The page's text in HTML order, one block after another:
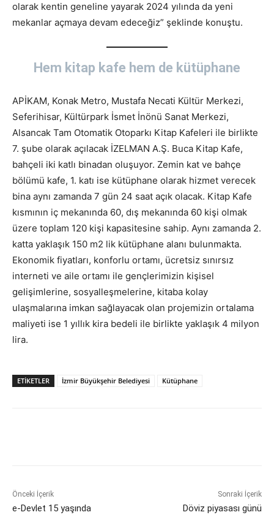
olarak kentin geneline yayarak 2024 yılında da yeni
mekanlar açmaya devam edeceğiz” şeklinde konuştu.
Hem kitap kafe hem de kütüphane
APİKAM, Konak Metro, Mustafa Necati Kültür Merkezi,
Seferihisar, Kültürpark İsmet İnönü Sanat Merkezi,
Alsancak Tam Otomatik Otoparkı Kitap Kafeleri ile birlikte
7. şube olarak açılacak İZELMAN A.Ş. Buca Kitap Kafe,
bahçeli iki katlı binadan oluşuyor. Zemin kat ve bahçe
bölümü kafe, 1. katı ise kütüphane olarak hizmet verecek
bina aynı zamanda 7 gün 24 saat açık olacak. Kitap Kafe
kısmının iç mekanında 60, dış mekanında 60 kişi olmak
üzere toplam 120 kişi kapasitesine sahip. Aynı zamanda 2.
katta yaklaşık 150 m2 lik kütüphane alanı bulunmakta.
Ekonomik fiyatları, konforlu ortamı, ücretsiz sınırsız
interneti ve aile ortamı ile gençlerimizin kişisel
gelişimlerine, sosyalleşmelerine, kitaba kolay
ulaşmalarına imkan sağlayacak olan projemizin ortalama
maliyeti ise 1 yıllık kira bedeli ile birlikte yaklaşık 4 milyon
lira.
ETİKETLER İzmir Büyükşehir Belediyesi Kütüphane
Önceki İçerik
e-Devlet 15 yaşında
Sonraki İçerik
Döviz piyasası günü